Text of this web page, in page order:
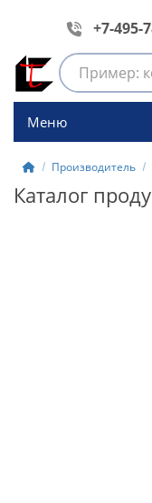
+7-495-
Меню
Производитель
Каталог